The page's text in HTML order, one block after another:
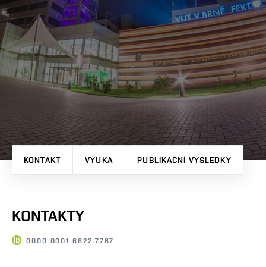
KONTAKT VÝUKA PUBLIKAČNÍ VÝSLEDKY
KONTAKTY
0000-0001-6622-7767